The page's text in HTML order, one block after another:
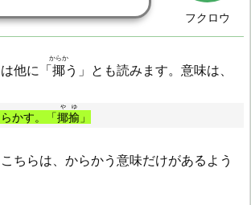
フクロウ
は他に「揶
からか
う」とも読みます。意味は、
かす。「揶揄
やゆ
」
ちらは、からかう意味だけがあるよう